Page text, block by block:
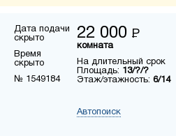
Дата подачи
скрыто
Время
скрыто
№ 1549184
22 000 Р
комната
На длительный срок
Площадь: 13/?/?
Этаж/этажность: 6/14
Автопоиск